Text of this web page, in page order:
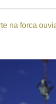
na forca